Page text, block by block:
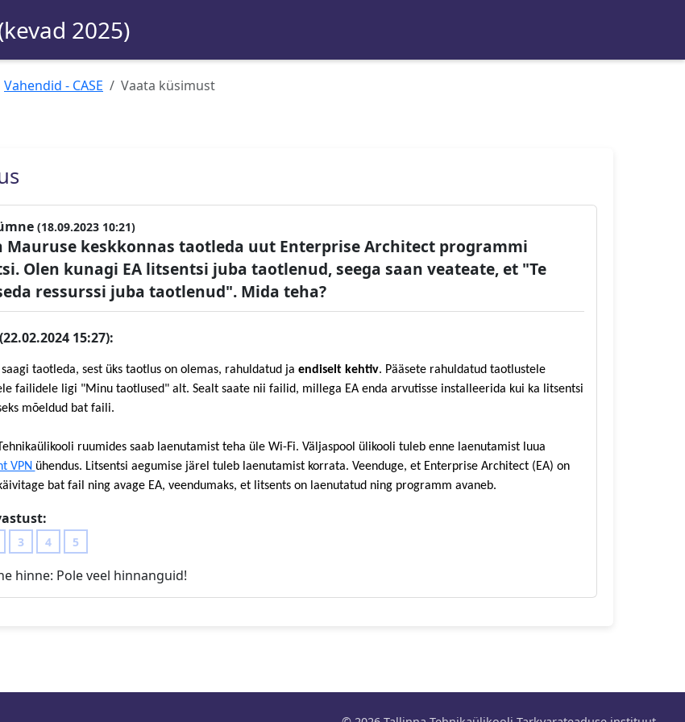
2025)
Vahendid - CASE Vaata küsimust
(18.09.2023 10:21)
Mauruse keskkonnas taotleda uut Enterprise Architect programmi
Olen kunagi EA litsentsi juba taotlenud, seega saan veateate, et "Te
ressurssi juba taotlenud". Mida teha?
15:27):
taotleda, sest üks taotlus on olemas, rahuldatud ja endiselt kehtiv. Pääsete rahuldatud taotlustele
failidele ligi "Minu taotlused" alt. Sealt saate nii failid, millega EA enda arvutisse installeerida kui ka litsentsi
mõeldud bat faili.
ruumides saab laenutamist teha üle Wi-Fi. Väljaspool ülikooli tuleb enne laenutamist luua
VPN ühendus. Litsentsi aegumise järel tuleb laenutamist korrata. Veenduge, et Enterprise Architect (EA) on
bat fail ning avage EA, veendumaks, et litsents on laenutatud ning programm avaneb.
3 4 5
hinne: Pole veel hinnanguid!